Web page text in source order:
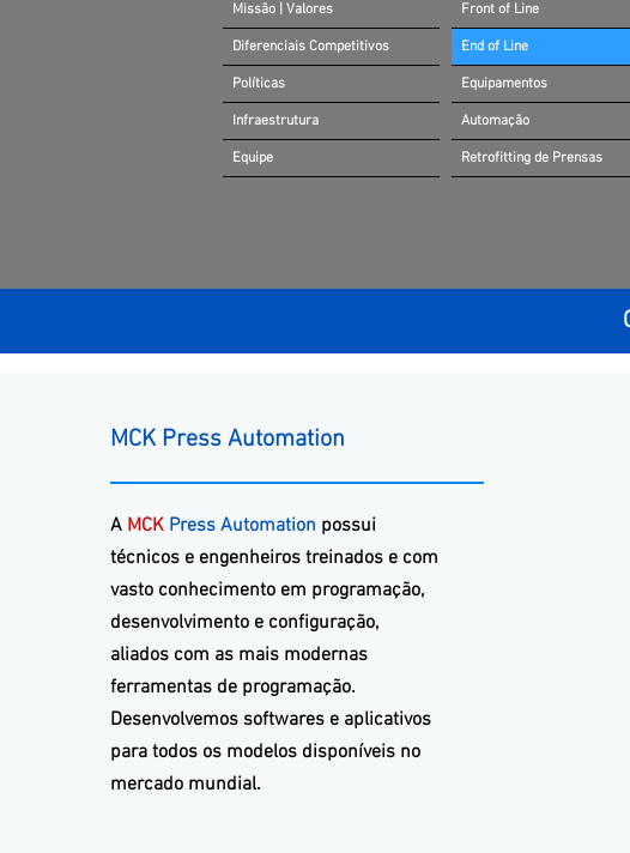
Missão | Valores
Diferenciais Competitivos
Políticas
Infraestrutura
Equipe
Front of Line
End of Line
Equipamentos
Automação
Retrofitting de Prensas
MCK Press Automation
A MCK Press Automation possui
técnicos e engenheiros treinados e com
vasto conhecimento em programação,
desenvolvimento e configuração,
aliados com as mais modernas
ferramentas de programação.
Desenvolvemos softwares e aplicativos
para todos os modelos disponíveis no
mercado mundial.